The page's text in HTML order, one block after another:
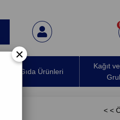
Gıda Ürünleri
Kağıt
< <
×